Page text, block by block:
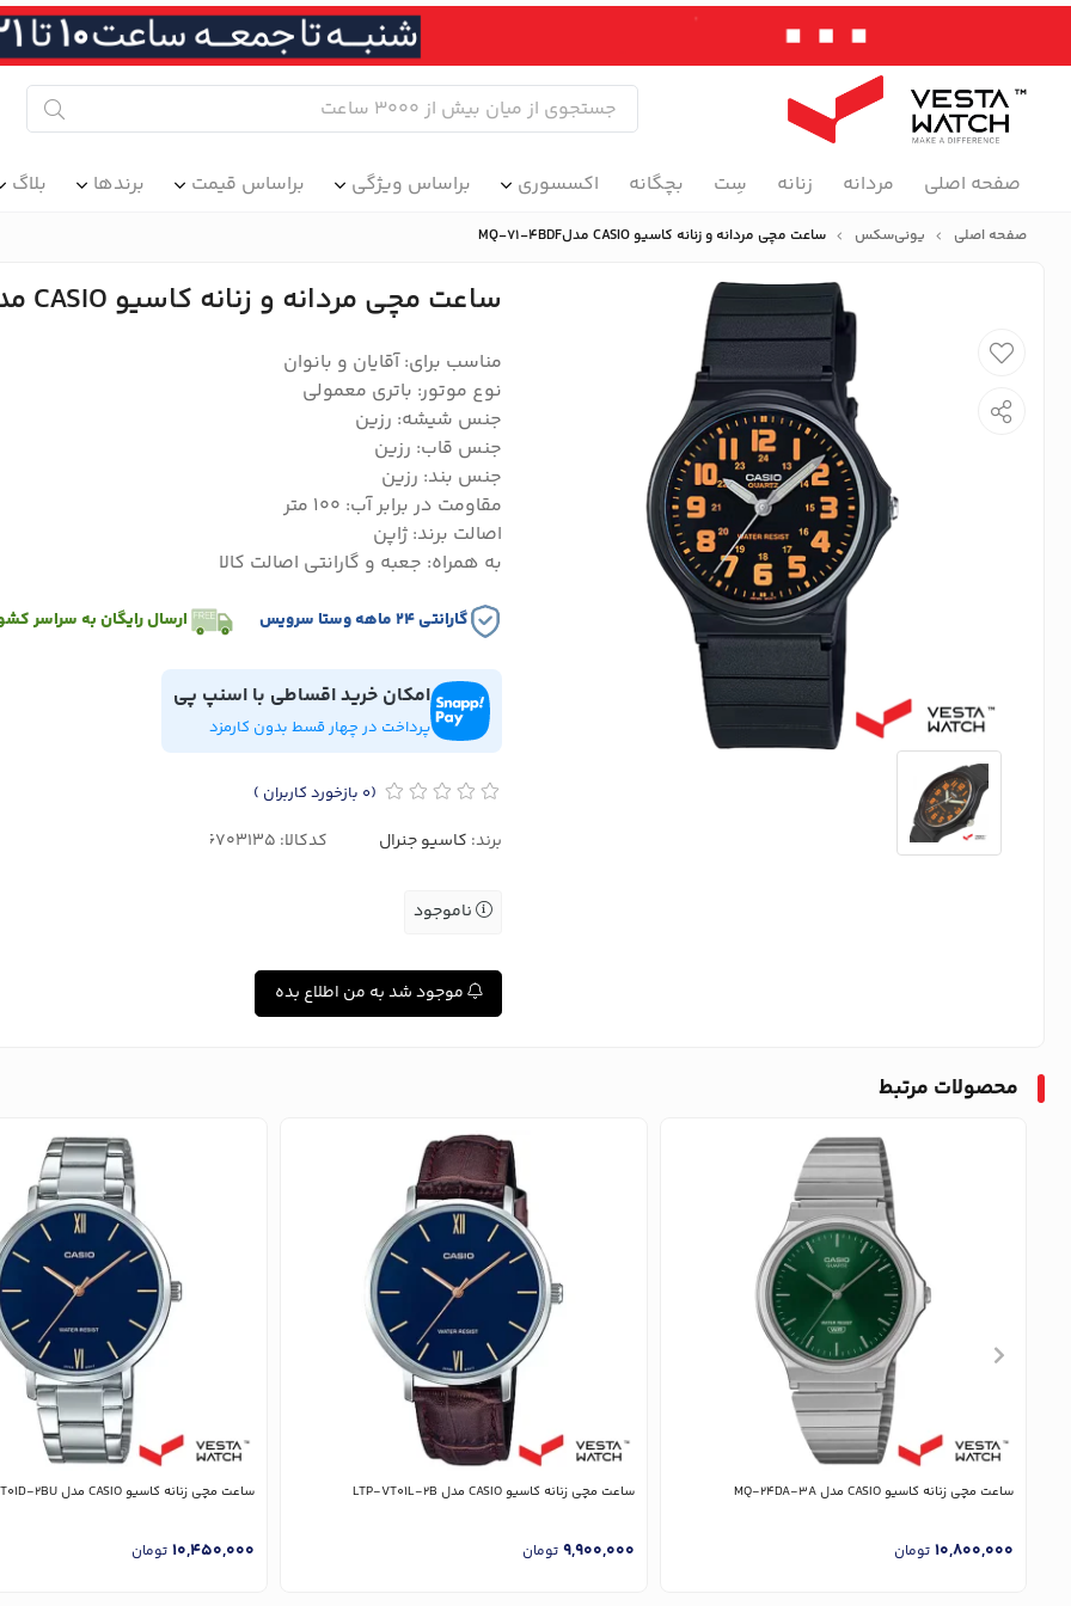
صفحه اصلی مردانه زنانه سِت بچگانه اکسسوری براساس ویژگی براساس قیمت برندها بلاگ
صفحه اصلی یونی‌سکس ساعت مچی مردانه و زنانه کاسیو CASIO مدلMQ-71-4BDF
ساعت مچی مردانه و زنانه کاسیو CASIO مدلMQ-71-4BDF
مناسب برای: آقایان و بانوان
نوع موتور: باتری معمولی
جنس شیشه: رزین
جنس قاب: رزین
جنس بند: رزین
مقاومت در برابر آب: 100 متر
اصالت برند: ژاپن
به همراه: جعبه و گارانتی اصالت کالا
گارانتی ۲۴ ماهه وستا سرویس ارسال رایگان به سراسر
امکان خرید اقساطی با اسنپ پی
پرداخت در چهار قسط بدون کارمزد
(0 بازخورد کاربران )
برند: کاسیو جنرال کدکالا:
ناموجود
موجود شد به من اطلاع بده
محصولات مرتبط
ساعت مچی زنانه کاسیو CASIO مدل MQ-24DA-3A
10,800,000 تومان
ساعت مچی زنانه کاسیو CASIO مدل LTP-VT01L-2B
9,900,000 تومان
ساعت مچی زنانه کاسیو CASIO مدل LTP-VT01D-2BU
10,450,000 تومان